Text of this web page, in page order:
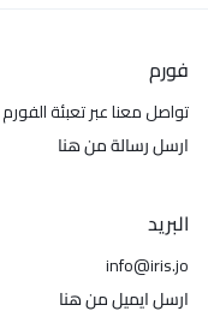
فورم
تواصل معنا عبر تعبئة الفورم
ارسل رسالة من هنا
البريد
info@iris.jo
ارسل ايميل من هنا